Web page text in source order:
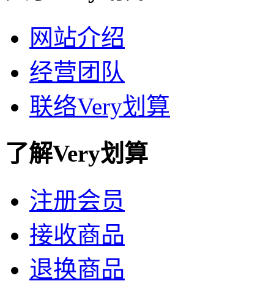
网站介绍
经营团队
联络Very划算
了解Very划算
注册会员
接收商品
退换商品